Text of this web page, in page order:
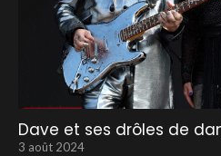
Dave et ses drôles de
3 août 2024